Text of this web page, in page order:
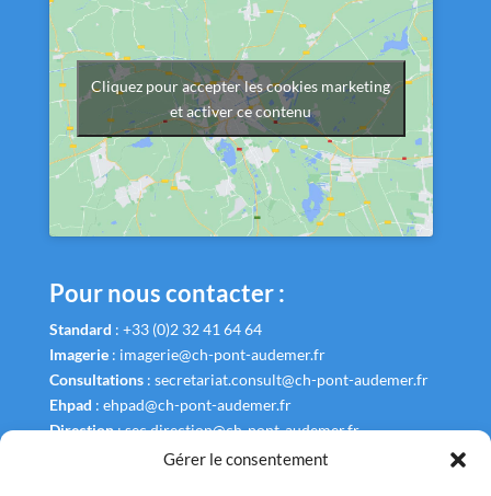
Gérer le consentement
Cliquez pour accepter les cookies marketing
et activer ce contenu
Pour nous contacter :
Standard : +33 (0)2 32 41 64 64
Imagerie: imagerie@ch-pont-audemer.fr
Consultations: secretariat.consult@ch-pont-audemer.fr
Ehpad : ehpad@ch-pont-audemer.fr
Direction:sec.direction@ch-pont-audemer.fr